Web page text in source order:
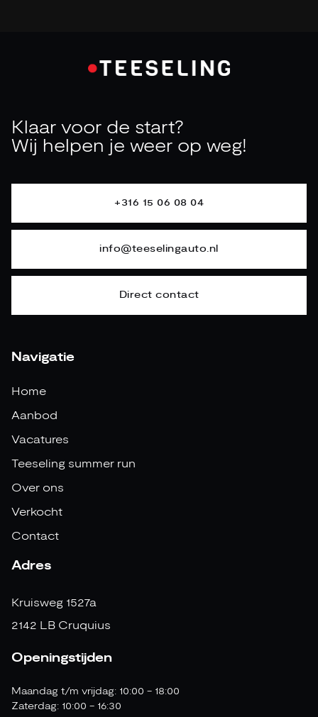
Klaar voor de start?
Wij helpen je weer op weg!
+316 15 06 08 04
info@teeselingauto.nl
Direct contact
Navigatie
Home
Aanbod
Vacatures
Teeseling summer run
Over ons
Verkocht
Contact
Adres
Kruisweg 1527a
2142 LB Cruquius
Openingstijden
Maandag t/m vrijdag: 10:00 - 18:00
Zaterdag: 10:00 - 16:30